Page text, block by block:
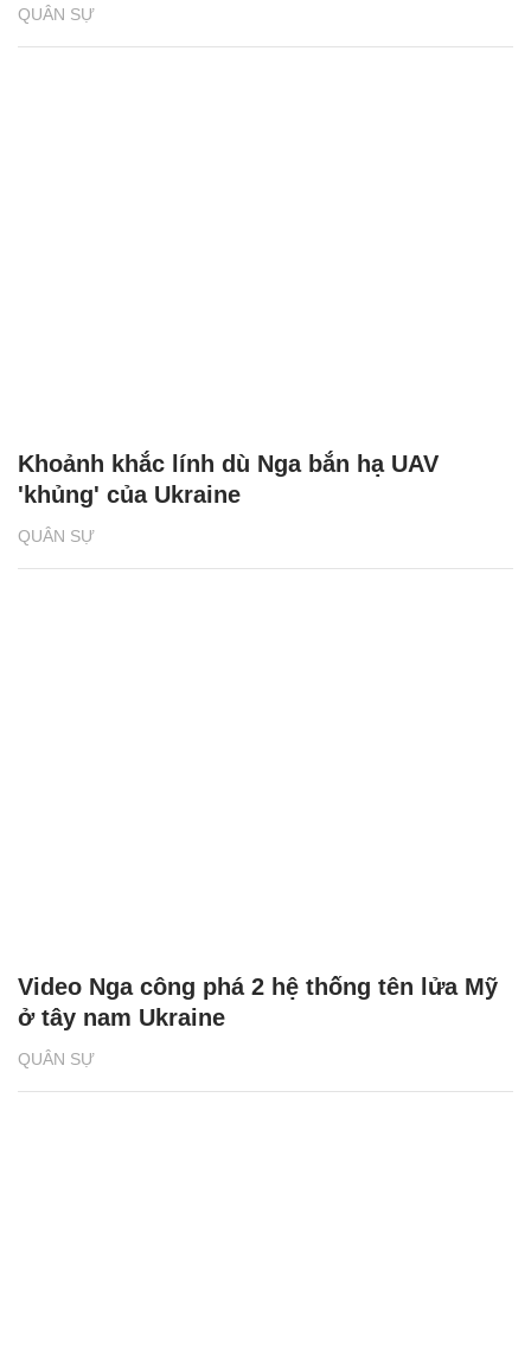
QUÂN SỰ
QUÂN SỰ
Khoảnh khắc lính dù Nga bắn hạ UAV
'khủng' của Ukraine
QUÂN SỰ
Video Nga công phá 2 hệ thống tên lửa Mỹ
ở tây nam Ukraine